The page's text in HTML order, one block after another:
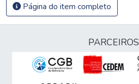
Página do item completo
PARCEIROS